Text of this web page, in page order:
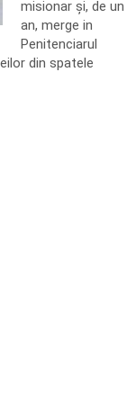
misionar și, de un
an, merge in
Penitenciarul
din spatele